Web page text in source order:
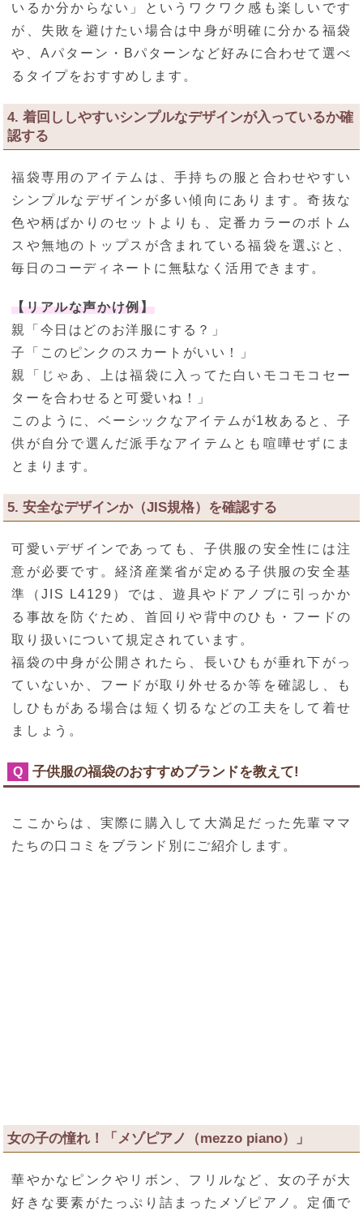
いるか分からない」というワクワク感も楽しいです
が、失敗を避けたい場合は中身が明確に分かる福袋
や、Aパターン・Bパターンなど好みに合わせて選べ
るタイプをおすすめします。
4. 着回ししやすいシンプルなデザインが入っているか確
認する
福袋専用のアイテムは、手持ちの服と合わせやすい
シンプルなデザインが多い傾向にあります。奇抜な
色や柄ばかりのセットよりも、定番カラーのボトム
スや無地のトップスが含まれている福袋を選ぶと、
毎日のコーディネートに無駄なく活用できます。
【リアルな声かけ例】
親「今日はどのお洋服にする？」
子「このピンクのスカートがいい！」
親「じゃあ、上は福袋に入ってた白いモコモコセー
ターを合わせると可愛いね！」
このように、ベーシックなアイテムが1枚あると、子
供が自分で選んだ派手なアイテムとも喧嘩せずにま
とまります。
5. 安全なデザインか（JIS規格）を確認する
可愛いデザインであっても、子供服の安全性には注
意が必要です。経済産業省が定める子供服の安全基
準（JIS L4129）では、遊具やドアノブに引っかか
る事故を防ぐため、首回りや背中のひも・フードの
取り扱いについて規定されています。
福袋の中身が公開されたら、長いひもが垂れ下がっ
ていないか、フードが取り外せるか等を確認し、も
しひもがある場合は短く切るなどの工夫をして着せ
ましょう。
Q 子供服の福袋のおすすめブランドを教えて!
ここからは、実際に購入して大満足だった先輩ママ
たちの口コミをブランド別にご紹介します。
女の子の憧れ！「メゾピアノ（mezzo piano）」
華やかなピンクやリボン、フリルなど、女の子が大
好きな要素がたっぷり詰まったメゾピアノ。定価で